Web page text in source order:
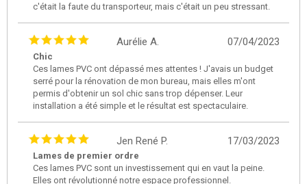
c'était la faute du transporteur, mais c'était un peu stressant.
07/04/2023
Aurélie A.
Chic
Ces lames PVC ont dépassé mes attentes ! J'avais un budget
serré pour la rénovation de mon bureau, mais elles m'ont
permis d'obtenir un sol chic sans trop dépenser. Leur
installation a été simple et le résultat est spectaculaire.
17/03/2023
Jen René P.
Lames de premier ordre
Ces lames PVC sont un investissement qui en vaut la peine.
Elles ont révolutionné notre espace professionnel.